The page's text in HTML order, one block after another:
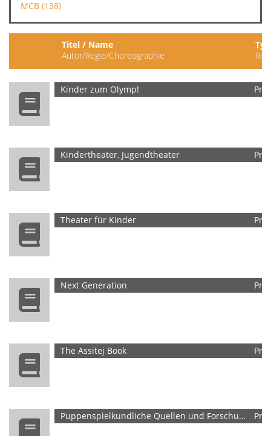
MCB (138)
Titel / Name
Autor/Regie/Choreographie
Typ
Kinder zum Olymp!
Kindertheater, Jugendtheater
Theater für Kinder
Next Generation
The Assitej Book
Puppenspielkundliche Quellen und Forschungen